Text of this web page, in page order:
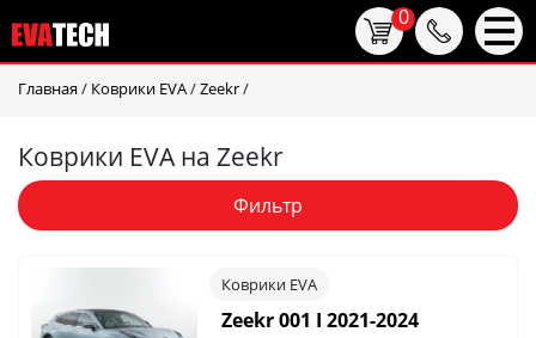
Главная / Коврики EVA/Zeekr/
Коврики EVA на Zeekr
Фильтр
Коврики EVA
Zeekr 001 I 2021-2024
0